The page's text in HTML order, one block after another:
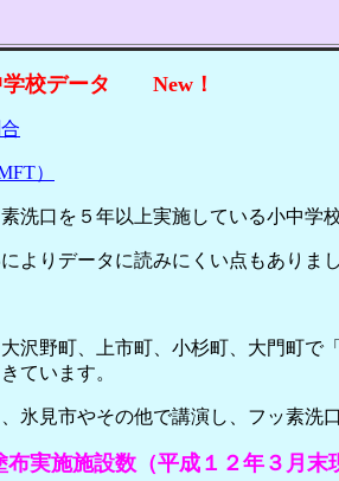
学校データ New！
）
上実施している小中学校と，
読みにくい点もありましたが
沢野町、上市町、小杉町、大門町で
ています。
氷見市やその他で講演し、フッ素洗
施施設数（平成１２年３月末